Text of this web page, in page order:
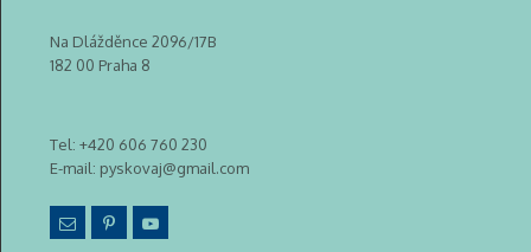
Na Dlážděnce 2096/17B
182 00 Praha 8
Tel: +420 606 760 230
E-mail: pyskovaj@gmail.com